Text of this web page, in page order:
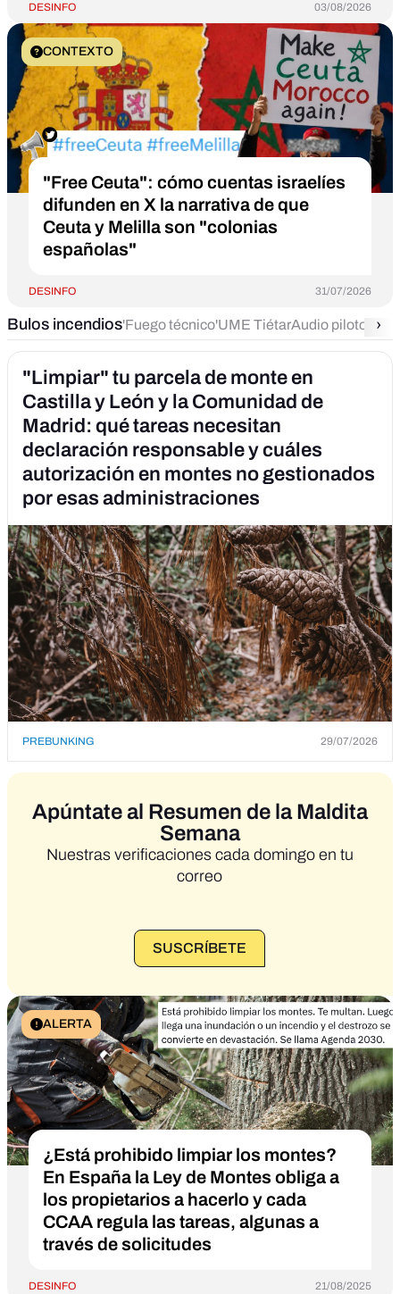
DESINFO 03/08/2026
CONTEXTO
"Free Ceuta": cómo cuentas israelíes
difunden en X la narrativa de que
Ceuta y Melilla son "colonias
españolas"
DESINFO 31/07/2026
Bulos incendios'Fuego técnico'UME TiétarAudio piloto ›
"Limpiar" tu parcela de monte en
Castilla y León y la Comunidad de
Madrid: qué tareas necesitan
declaración responsable y cuáles
autorización en montes no gestionados
por esas administraciones
PREBUNKING 29/07/2026
Apúntate al Resumen de la Maldita
Semana
Nuestras verificaciones cada domingo en tu
correo
SUSCRÍBETE
ALERTA
¿Está prohibido limpiar los montes?
En España la Ley de Montes obliga a
los propietarios a hacerlo y cada
CCAA regula las tareas, algunas a
través de solicitudes
DESINFO 21/08/2025